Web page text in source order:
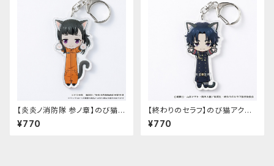
【炎炎ノ消防隊 参ノ章】のび猫ア
クリルキーホルダー（茉希 尾瀬）
¥770
【終わりのセラフ】のび猫アクリ
ルキーホルダー（一瀬グレン）
¥770